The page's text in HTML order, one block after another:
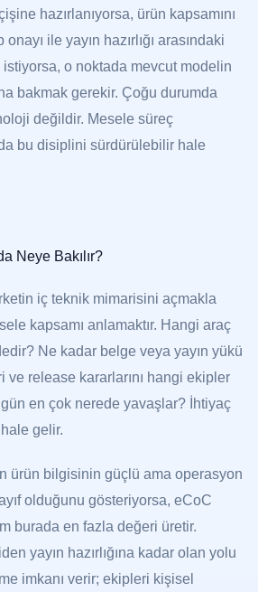
hazırlanıyorsa, ürün kapsamını
ile yayın hazırlığı arasındaki
o noktada mevcut modelin
bakmak gerekir. Çoğu durumda
değildir. Mesele süreç
bu disiplini sürdürülebilir hale
Neye Bakılır?
iç teknik mimarisini açmakla
kapsamı anlamaktır. Hangi araç
Ne kadar belge veya yayın yükü
ve release kararlarını hangi ekipler
en çok nerede yavaşlar? İhtiyaç
gelir.
ürün bilgisinin güçlü ama operasyon
olduğunu gösteriyorsa, eCoC
burada en fazla değeri üretir.
yayın hazırlığına kadar olan yolu
imkanı verir; ekipleri kişisel